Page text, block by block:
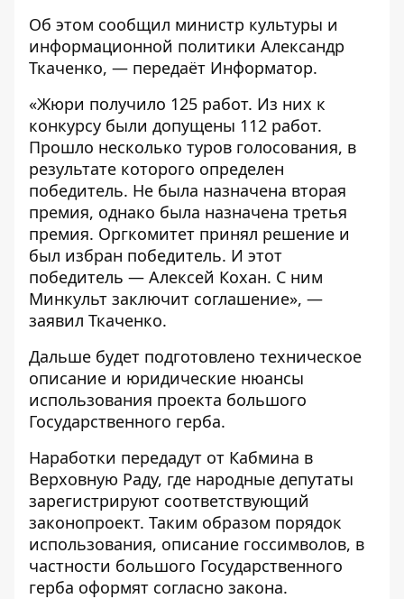
Об этом сообщил министр культуры и
информационной политики Александр
Ткаченко, — передаёт Информатор.
«Жюри получило 125 работ. Из них к
конкурсу были допущены 112 работ.
Прошло несколько туров голосования, в
результате которого определен
победитель. Не была назначена вторая
премия, однако была назначена третья
премия. Оргкомитет принял решение и
был избран победитель. И этот
победитель — Алексей Кохан. С ним
Минкульт заключит соглашение», —
заявил Ткаченко.
Дальше будет подготовлено техническое
описание и юридические нюансы
использования проекта большого
Государственного герба.
Наработки передадут от Кабмина в
Верховную Раду, где народные депутаты
зарегистрируют соответствующий
законопроект. Таким образом порядок
использования, описание госсимволов, в
частности большого Государственного
герба оформят согласно закона.